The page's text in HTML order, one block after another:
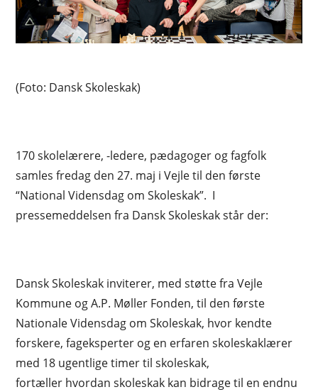
(Foto: Dansk Skoleskak)
170 skolelærere, -ledere, pædagoger og fagfolk
samles fredag den 27. maj i Vejle til den første
“National Vidensdag om Skoleskak”. I
pressemeddelsen fra Dansk Skoleskak står der:
Dansk Skoleskak inviterer, med støtte fra Vejle
Kommune og A.P. Møller Fonden, til den første
Nationale Vidensdag om Skoleskak, hvor kendte
forskere, fageksperter og en erfaren skoleskaklærer
med 18 ugentlige timer til skoleskak,
fortæller hvordan skoleskak kan bidrage til en endnu